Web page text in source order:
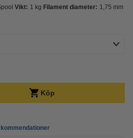
Vikt: 1 kg Filament diameter: 1,75 mm
Köp